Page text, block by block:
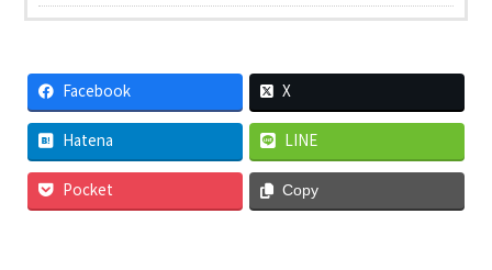
Facebook X
Hatena LINE
Pocket Copy